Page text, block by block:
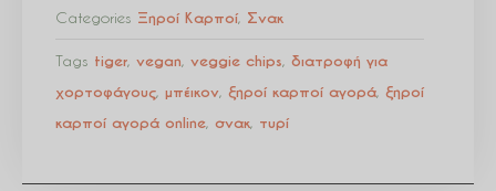
Categories Ξηροί Καρποί Σνακ
Tags tiger vegan veggie chips διατροφή για
χορτοφάγους μπέικον ξηροί καρποί αγορά ξηροί
καρποί αγορά online σνακ τυρί